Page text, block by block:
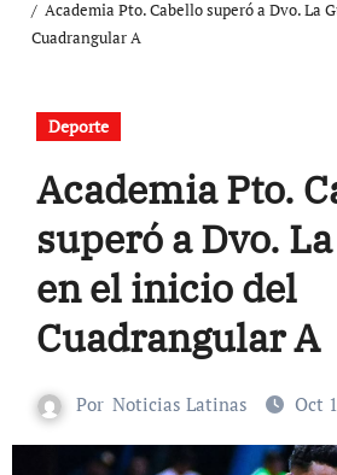
Academia Pto. Cabello superó a Dvo. La
Cuadrangular A
Deporte
Academia Pto.
superó a Dvo.
en el inicio del
Cuadrangular A
Por Noticias Latinas Oct